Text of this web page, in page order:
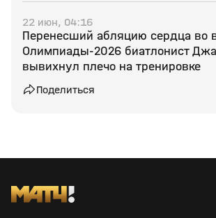
22 июн, 04:16
Перенесший абляцию сердца во
Олимпиады‑2026 биатлонист
вывихнул плечо на тренировке
Поделиться